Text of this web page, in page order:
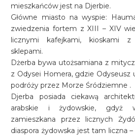
mieszkańców jest na Djerbie.
Główne miasto na wyspie:
zwiedzenia fortem z XIII – XIV
licznymi kafejkami, kioskami
sklepami.
Dżerba bywa utożsamiana z
z Odysei Homera, gdzie Odyseusz
podróży przez Morze Śródziemne .
Djerba posiada ciekawą
arabskie i żydowskie, gdyż
zamieszkana przez licznych
diaspora żydowska jest tam liczna